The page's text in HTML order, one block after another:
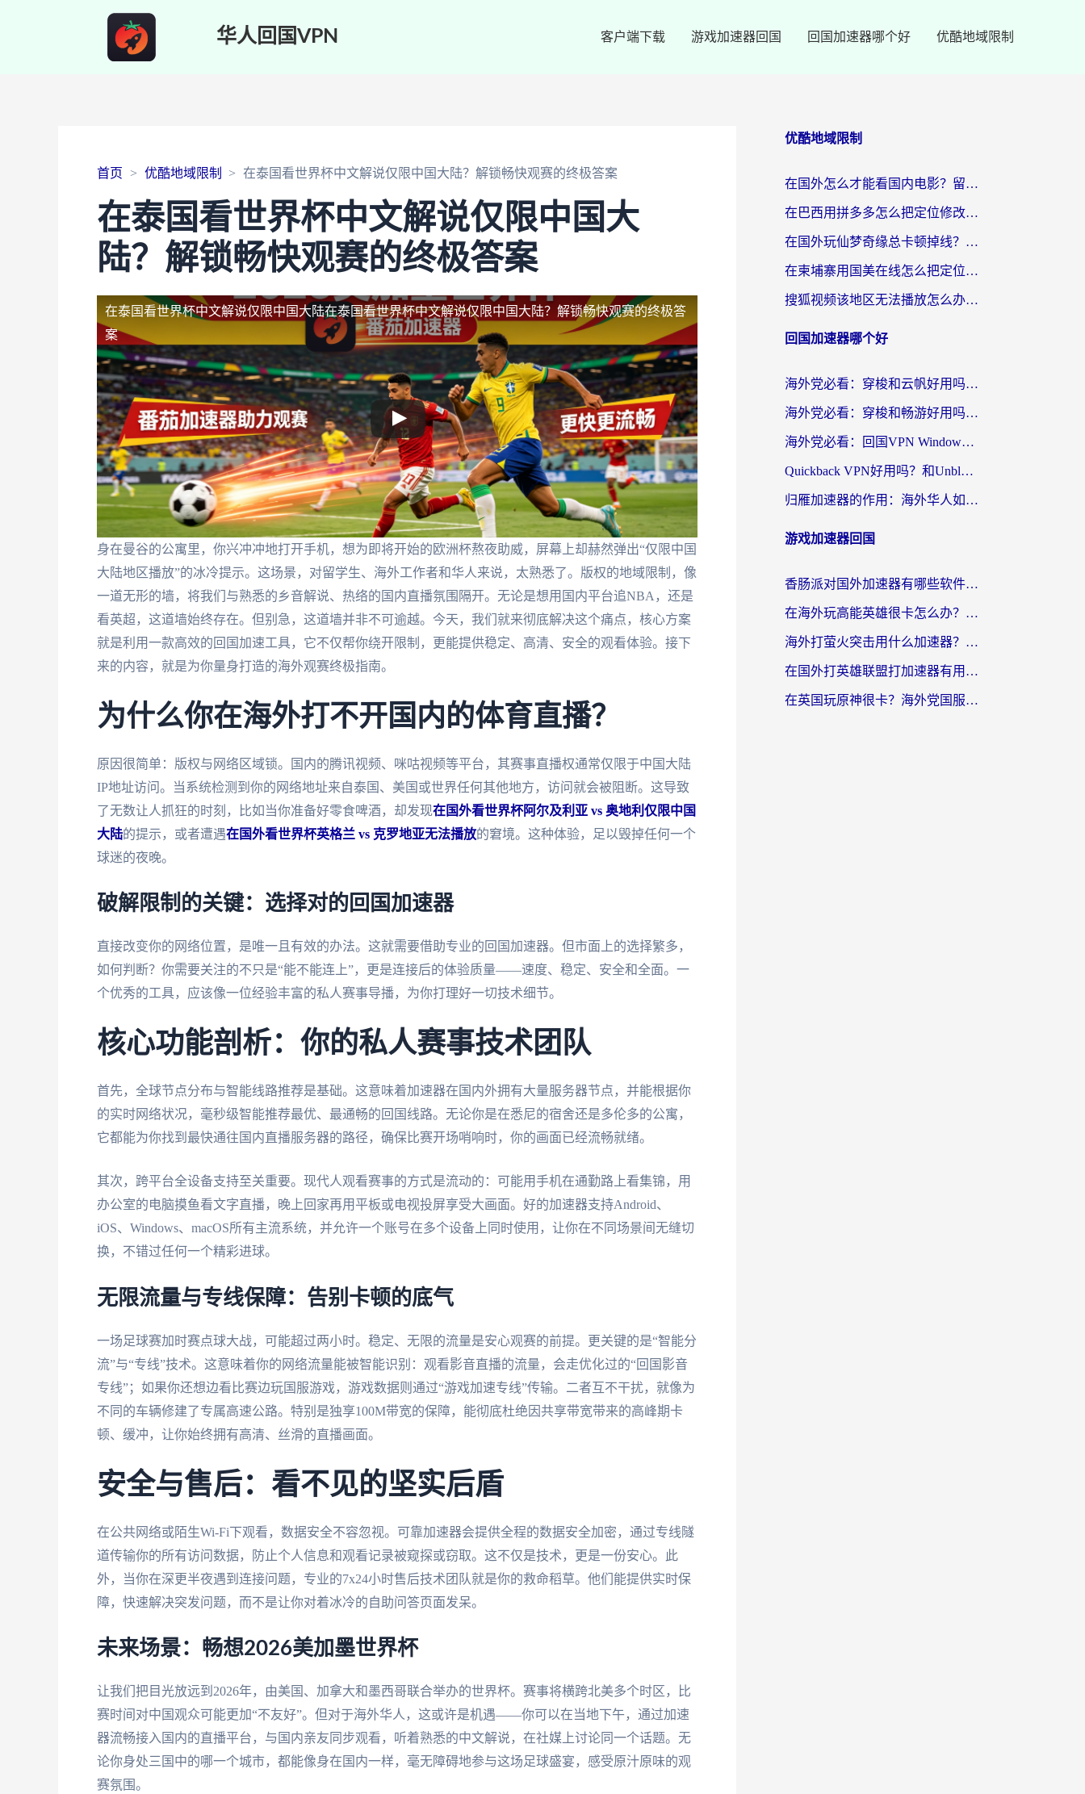
华人回国VPN 客户端下载 游戏加速器回国 回国加速器哪个好 优酷地域限制
首页 优酷地域限制 在泰国看世界杯中文解说仅限中国大陆？解锁畅快观赛的终极答案
在泰国看世界杯中文解说仅限中国大
陆？解锁畅快观赛的终极答案
在泰国看世界杯中文解说仅限中国大陆在泰国看世界杯中文解说仅限中国大陆？解锁畅快观赛的终极答
案
身在曼谷的公寓里，你兴冲冲地打开手机，想为即将开始的欧洲杯熬夜助威，屏幕上却赫然弹出“仅限中国
大陆地区播放”的冰冷提示。这场景，对留学生、海外工作者和华人来说，太熟悉了。版权的地域限制，像
一道无形的墙，将我们与熟悉的乡音解说、热络的国内直播氛围隔开。无论是想用国内平台追NBA，还是
看英超，这道墙始终存在。但别急，这道墙并非不可逾越。今天，我们就来彻底解决这个痛点，核心方案
就是利用一款高效的回国加速工具，它不仅帮你绕开限制，更能提供稳定、高清、安全的观看体验。接下
来的内容，就是为你量身打造的海外观赛终极指南。
为什么你在海外打不开国内的体育直播？
原因很简单：版权与网络区域锁。国内的腾讯视频、咪咕视频等平台，其赛事直播权通常仅限于中国大陆
IP地址访问。当系统检测到你的网络地址来自泰国、美国或世界任何其他地方，访问就会被阻断。这导致
了无数让人抓狂的时刻，比如当你准备好零食啤酒，却发现在国外看世界杯阿尔及利亚 vs 奥地利仅限中国
大陆的提示，或者遭遇在国外看世界杯英格兰 vs 克罗地亚无法播放的窘境。这种体验，足以毁掉任何一个
球迷的夜晚。
破解限制的关键：选择对的回国加速器
直接改变你的网络位置，是唯一且有效的办法。这就需要借助专业的回国加速器。但市面上的选择繁多，
如何判断？你需要关注的不只是“能不能连上”，更是连接后的体验质量——速度、稳定、安全和全面。一
个优秀的工具，应该像一位经验丰富的私人赛事导播，为你打理好一切技术细节。
核心功能剖析：你的私人赛事技术团队
首先，全球节点分布与智能线路推荐是基础。这意味着加速器在国内外拥有大量服务器节点，并能根据你
的实时网络状况，毫秒级智能推荐最优、最通畅的回国线路。无论你是在悉尼的宿舍还是多伦多的公寓，
它都能为你找到最快通往国内直播服务器的路径，确保比赛开场哨响时，你的画面已经流畅就绪。
其次，跨平台全设备支持至关重要。现代人观看赛事的方式是流动的：可能用手机在通勤路上看集锦，用
办公室的电脑摸鱼看文字直播，晚上回家再用平板或电视投屏享受大画面。好的加速器支持Android、
iOS、Windows、macOS所有主流系统，并允许一个账号在多个设备上同时使用，让你在不同场景间无缝切
换，不错过任何一个精彩进球。
无限流量与专线保障：告别卡顿的底气
一场足球赛加时赛点球大战，可能超过两小时。稳定、无限的流量是安心观赛的前提。更关键的是“智能分
流”与“专线”技术。这意味着你的网络流量能被智能识别：观看影音直播的流量，会走优化过的“回国影音
专线”；如果你还想边看比赛边玩国服游戏，游戏数据则通过“游戏加速专线”传输。二者互不干扰，就像为
不同的车辆修建了专属高速公路。特别是独享100M带宽的保障，能彻底杜绝因共享带宽带来的高峰期卡
顿、缓冲，让你始终拥有高清、丝滑的直播画面。
安全与售后：看不见的坚实后盾
在公共网络或陌生Wi-Fi下观看，数据安全不容忽视。可靠加速器会提供全程的数据安全加密，通过专线隧
道传输你的所有访问数据，防止个人信息和观看记录被窥探或窃取。这不仅是技术，更是一份安心。此
外，当你在深更半夜遇到连接问题，专业的7x24小时售后技术团队就是你的救命稻草。他们能提供实时保
障，快速解决突发问题，而不是让你对着冰冷的自助问答页面发呆。
未来场景：畅想2026美加墨世界杯
让我们把目光放远到2026年，由美国、加拿大和墨西哥联合举办的世界杯。赛事将横跨北美多个时区，比
赛时间对中国观众可能更加“不友好”。但对于海外华人，这或许是机遇——你可以在当地下午，通过加速
器流畅接入国内的直播平台，与国内亲友同步观看，听着熟悉的中文解说，在社媒上讨论同一个话题。无
论你身处三国中的哪一个城市，都能像身在国内一样，毫无障碍地参与这场足球盛宴，感受原汁原味的观
赛氛围。
优酷地域限制
在国外怎么才能看国内电影？留学生亲测有效的地域限制突破指南
在巴西用拼多多怎么把定位修改到中国国内？3步解决海外党痛点，附芒果TV伊对可用攻略
在国外玩仙梦奇缘总卡顿掉线？教你突破限制+搞定追剧查诉讼的实用攻略
在柬埔寨用国美在线怎么把定位修改到中国国内？3个海外生活痛点一次解决
搜狐视频该地区无法播放怎么办？海外党亲测有效的回国加速指南
回国加速器哪个好
海外党必看：穿梭和云帆好用吗？3招教你选对回国加速器（附PTT翻墙+QuickbackFly2CN对比）
海外党必看：穿梭和畅游好用吗？3步选对回国加速器，无缝刷国内剧玩国服
海外党必看：回国VPN Windows版怎么选？3步找到最适合你的无缝访问方案
Quickback VPN好用吗？和Unblock YoukuVPN对比哪个回国效果更好？海外党无缝访问国内资源的实用指南
归雁加速器的作用：海外华人如何突破地域限制，无缝拥抱国内资源？
游戏加速器回国
香肠派对国外加速器有哪些软件？海外玩家国服畅玩终极指南（附实测推荐）
在海外玩高能英雄很卡怎么办？2026终极指南帮你告别延迟卡顿
海外打萤火突击用什么加速器？2026实测靠谱方案+多游戏适配指南
在国外打英雄联盟打加速器有用吗知乎？海外玩家亲测：选对工具比什么都重要
在英国玩原神很卡？海外党国服游戏加速终极指南（附实测有效方案）